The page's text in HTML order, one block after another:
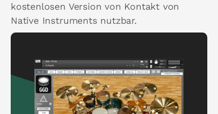
kostenlosen Version von Kontakt von
Native Instruments nutzbar.